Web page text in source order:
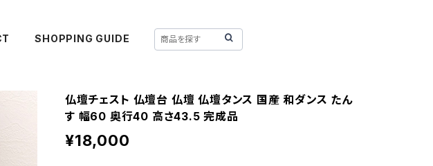
SHOPPING GUIDE
仏壇チェスト 仏壇台 仏壇 仏壇タンス 国産 和ダンス たん
す 幅60 奥行40 高さ43.5 完成品
¥18,000